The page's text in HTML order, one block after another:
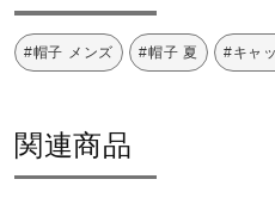
ジュニア／キッズ
#帽子 メンズ #帽子 夏 #キャ
関連商品